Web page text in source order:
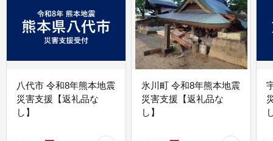
八代市 令和8年熊本地震
災害支援【返礼品な
し】
氷川町 令和8年熊本地震
災害支援【返礼品な
し】